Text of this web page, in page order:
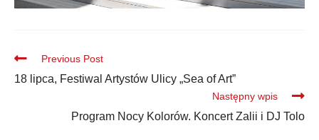
Previous Post
18 lipca, Festiwal Artystów Ulicy „Sea of Art”
Następny wpis
Program Nocy Kolorów. Koncert Zalii i DJ Tolo